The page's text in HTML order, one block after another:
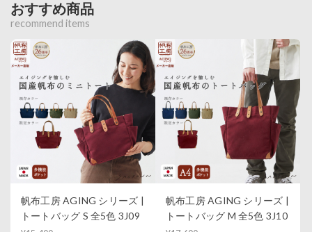
おすすめ商品
recommend items
帆布工房 AGING シリーズ |
トートバッグ S 全5色 3J09
帆布工房 AGING シリーズ |
トートバッグ M 全5色 3J10